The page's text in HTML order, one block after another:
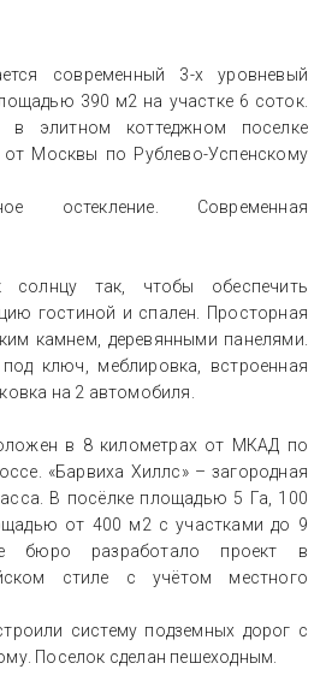
современный 3-х уровневый
390 м2 на участке 6 соток.
в элитном коттеджном поселке
Москвы по Рублево-Успенскому
остекление. Современная
так, чтобы обеспечить
гостиной и спален. Просторная
камнем, деревянными панелями.
под ключ, меблировка, встроенная
на 2 автомобиля.
в 8 километрах от МКАД по
«Барвиха Хиллс» – загородная
В посёлке площадью 5 Га, 100
от 400 м2 с участками до 9
бюро разработало проект в
стиле с учётом местного
систему подземных дорог с
Поселок сделан пешеходным.